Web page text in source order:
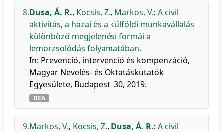
8.Dusa, Á. R., Kocsis, Z., Markos, V.: A civil
aktivitás, a hazai és a külföldi munkavállalás
különböző megjelenési formái a
lemorzsolódás folyamatában.
In: Prevenció, intervenció és kompenzáció,
Magyar Nevelés- és Oktatáskutatók
Egyesülete, Budapest, 30, 2019.
DEA
9.Markos, V., Kocsis, Z., Dusa, Á. R.: A civil